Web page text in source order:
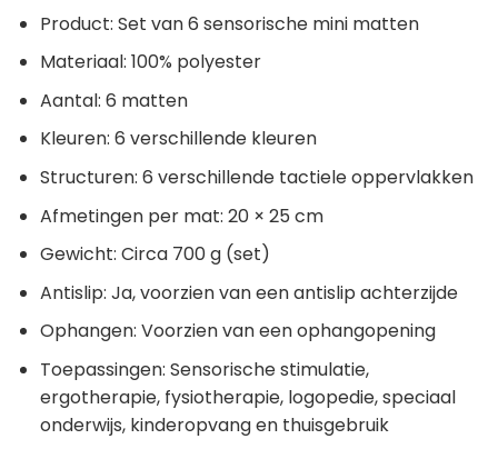
Product: Set van 6 sensorische mini matten
Materiaal: 100% polyester
Aantal: 6 matten
Kleuren: 6 verschillende kleuren
Structuren: 6 verschillende tactiele oppervlakken
Afmetingen per mat: 20 × 25 cm
Gewicht: Circa 700 g (set)
Antislip: Ja, voorzien van een antislip achterzijde
Ophangen: Voorzien van een ophangopening
Toepassingen: Sensorische stimulatie,
ergotherapie, fysiotherapie, logopedie, speciaal
onderwijs, kinderopvang en thuisgebruik